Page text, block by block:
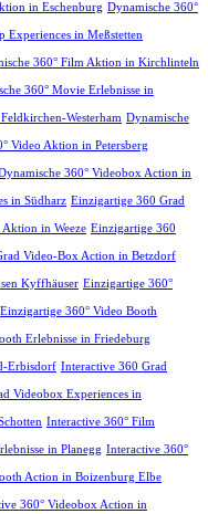
in Eschenburg Dynamische 360°
Experiences in Meßstetten
360° Film Aktion in Kirchlinteln
360° Movie Erlebnisse in
Westerham Dynamische
Video Aktion in Petersberg
360° Videobox Action in
in Südharz Einzigartige 360 Grad
in Weeze Einzigartige 360
Video-Box Action in Betzdorf
Kyffhäuser Einzigartige 360°
Einzigartige 360° Video Booth
Erlebnisse in Friedeburg
Erbisdorf Interactive 360 Grad
Videobox Experiences in
Interactive 360° Film
in Planegg Interactive 360°
Action in Boizenburg Elbe
360° Videobox Action in